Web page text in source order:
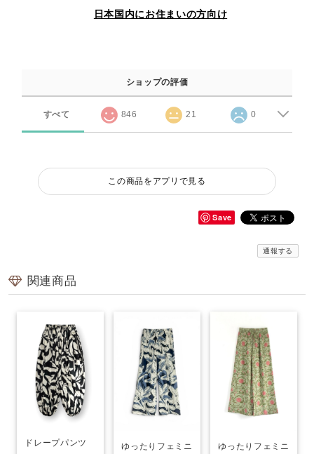
日本国内にお住まいの方向け
ショップの評価
すべて 846 21 0
この商品をアプリで見る
Save
通報する
関連商品
ドレープパンツ
ゆったりフェミニ
ゆったりフェミニ